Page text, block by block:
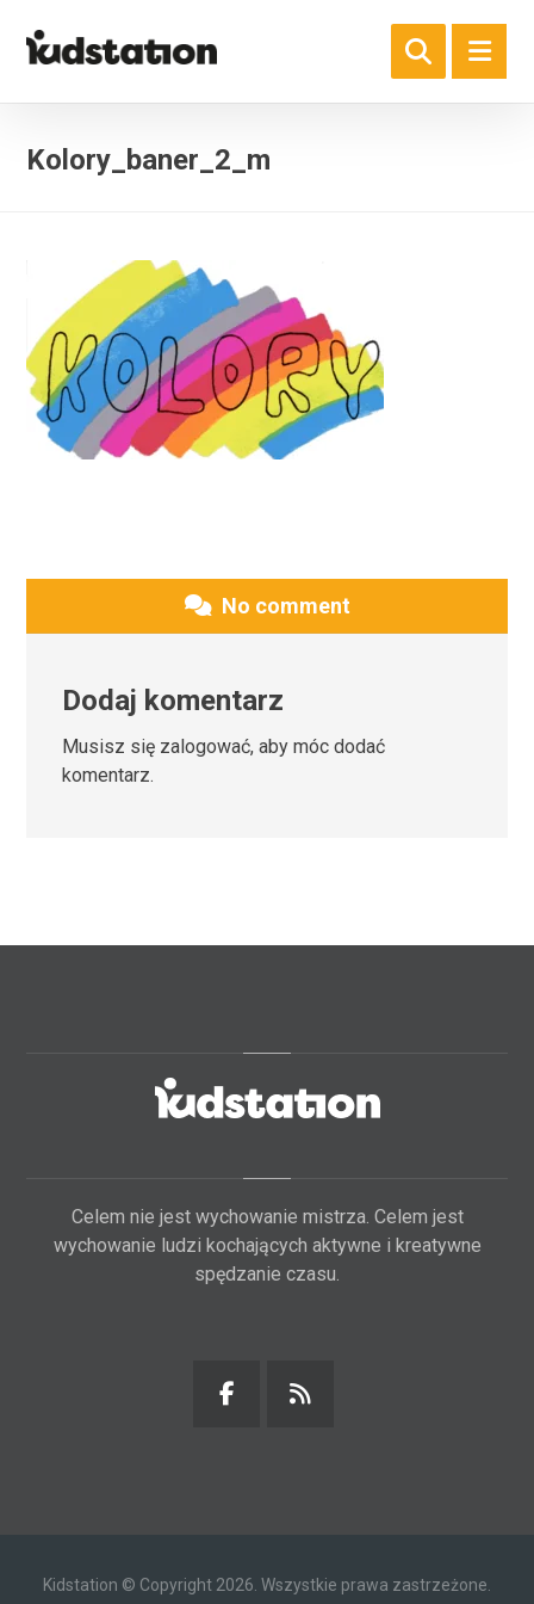
Kolory_baner_2_m
No comment
Dodaj komentarz
Musisz się zalogować, aby móc dodać
komentarz.
Celem nie jest wychowanie mistrza. Celem jest
wychowanie ludzi kochających aktywne i kreatywne
spędzanie czasu.
Kidstation © Copyright 2026. Wszystkie prawa zastrzeżone.